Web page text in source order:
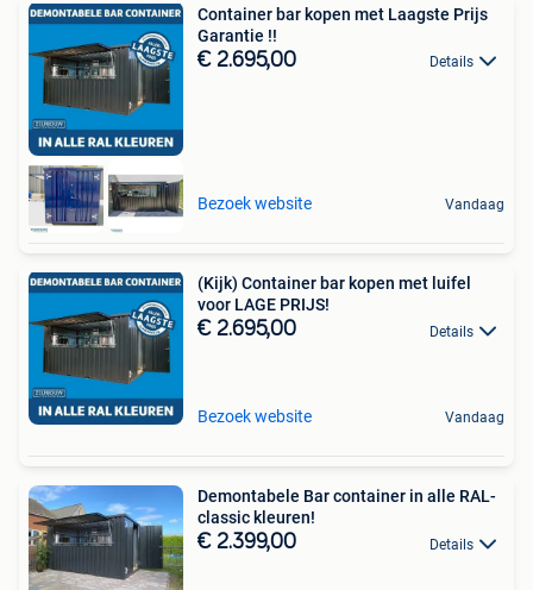
Container bar kopen met Laagste Prijs
Garantie !!
€ 2.695,00 Details
Bezoek website Vandaag
(Kijk) Container bar kopen met luifel
voor LAGE PRIJS!
€ 2.695,00 Details
Bezoek website Vandaag
Demontabele Bar container in alle RAL-
classic kleuren!
€ 2.399,00 Details